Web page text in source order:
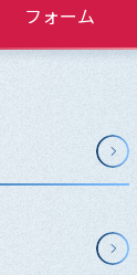
フォーム